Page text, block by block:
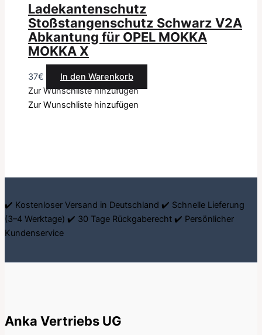
Ladekantenschutz
Stoßstangenschutz Schwarz V2A
Abkantung für OPEL MOKKA
MOKKA X
37€
In den Warenkorb
Zur Wunschliste hinzufügen
Zur Wunschliste hinzufügen
✔️ Kostenloser Versand in Deutschland ✔️ Schnelle Lieferung
(3–4 Werktage) ✔️ 30 Tage Rückgaberecht ✔️ Persönlicher
Kundenservice
Anka Vertriebs UG